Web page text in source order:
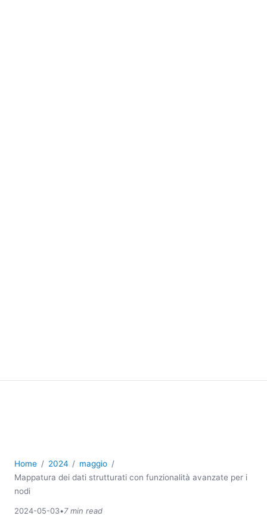
Home 2024
maggio
Mappatura dei dati strutturati con funzionalità avanzate per i
nodi
2024-05-03•7 min read